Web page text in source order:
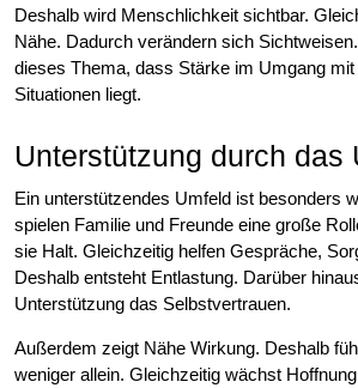
Deshalb wird Menschlichkeit sichtbar.
Nähe. Dadurch verändern sich
dieses Thema, dass Stärke im Umgang
Situationen liegt.
Unterstützung durch das
Ein unterstützendes Umfeld ist besonders
spielen Familie und Freunde eine große
sie Halt. Gleichzeitig helfen Gespräche,
Deshalb entsteht Entlastung. Darüber
Unterstützung das Selbstvertrauen.
Außerdem zeigt Nähe Wirkung. Deshalb
weniger allein. Gleichzeitig wächst